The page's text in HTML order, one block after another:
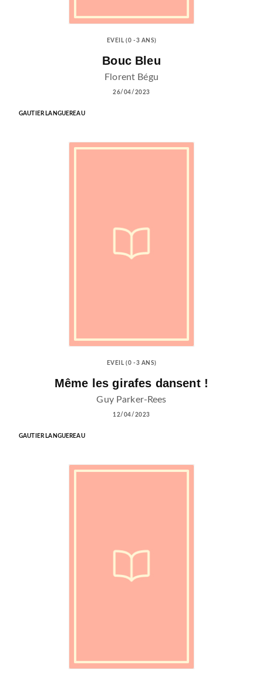
EVEIL (0 -3 ANS)
Bouc Bleu
Florent Bégu
26/04/2023
GAUTIER LANGUEREAU
EVEIL (0 -3 ANS)
Même les girafes dansent !
Guy Parker-Rees
12/04/2023
GAUTIER LANGUEREAU